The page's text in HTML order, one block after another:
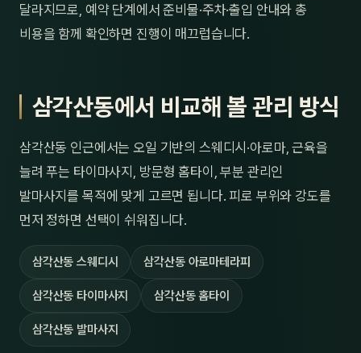
달라지므로, 예약 단계에서 준비물·주차·출입 안내와 총
비용을 함께 확인하면 진행이 매끄럽습니다.
삼각산동에서 비교해 볼 관리 방식
삼각산동 인근에서는 오일 기반의 스웨디시·아로마, 근육을
늘려 푸는 타이마사지, 방문형 홈타이, 부분 관리인
발마사지를 목적에 맞게 고르면 됩니다. 피로 부위와 강도를
먼저 정하면 선택이 쉬워집니다.
삼각산동 스웨디시 삼각산동 아로마테라피
삼각산동 타이마사지 삼각산동 홈타이
삼각산동 발마사지